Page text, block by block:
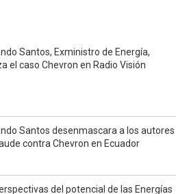
Santos, Exministro de Energía,
el caso Chevron en Radio Visión
Santos desenmascara a los autores
contra Chevron en Ecuador
del potencial de las Energías